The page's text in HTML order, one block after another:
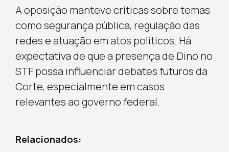
A oposição manteve críticas sobre temas
como segurança pública, regulação das
redes e atuação em atos políticos. Há
expectativa de que a presença de Dino no
STF possa influenciar debates futuros da
Corte, especialmente em casos
relevantes ao governo federal.
Relacionados: